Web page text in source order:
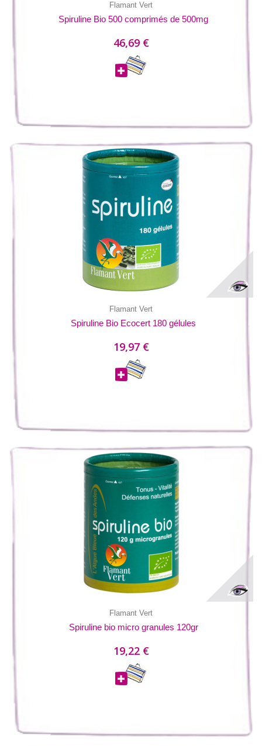
Flamant Vert
Spiruline Bio 500 comprimés de 500mg
46,69 €
Flamant Vert
Spiruline Bio Ecocert 180 gélules
19,97 €
Flamant Vert
Spiruline bio micro granules 120gr
19,22 €